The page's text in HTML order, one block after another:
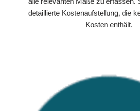
detaillierte Kostenaufstellung, die
Kosten enthält.